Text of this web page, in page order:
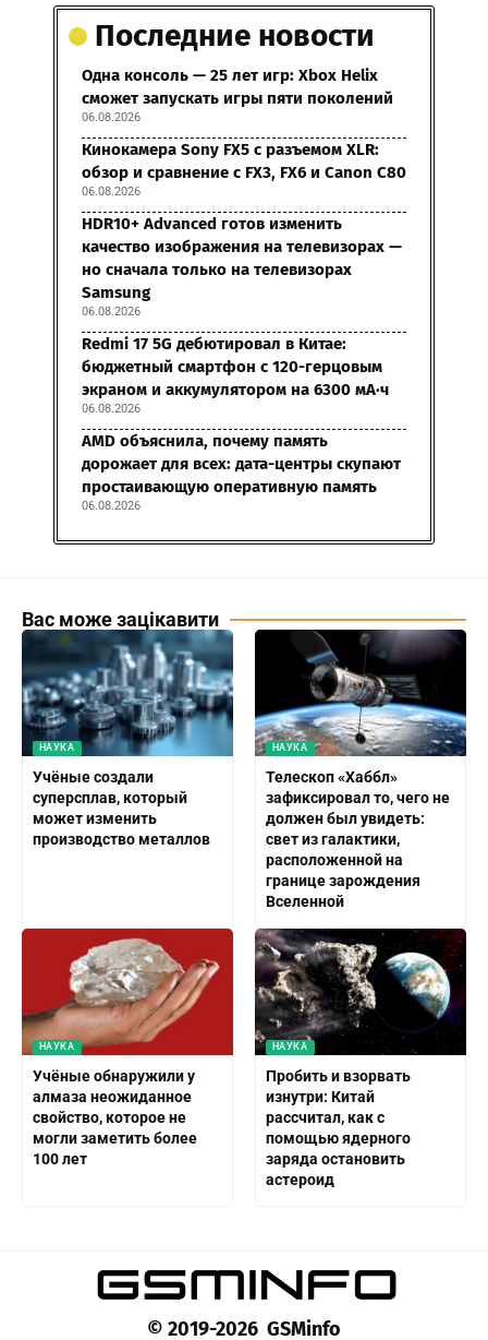
Последние новости
Одна консоль — 25 лет игр: Xbox Helix
сможет запускать игры пяти поколений
06.08.2026
Кинокамера Sony FX5 с разъемом XLR:
обзор и сравнение с FX3, FX6 и Canon C80
06.08.2026
HDR10+ Advanced готов изменить
качество изображения на телевизорах —
но сначала только на телевизорах
Samsung
06.08.2026
Redmi 17 5G дебютировал в Китае:
бюджетный смартфон с 120-герцовым
экраном и аккумулятором на 6300 мА·ч
06.08.2026
AMD объяснила, почему память
дорожает для всех: дата-центры скупают
простаивающую оперативную память
06.08.2026
Вас може зацікавити
НАУКА
Учёные создали
суперсплав, который
может изменить
производство металлов
НАУКА
Телескоп «Хаббл»
зафиксировал то, чего не
должен был увидеть:
свет из галактики,
расположенной на
границе зарождения
Вселенной
НАУКА
Учёные обнаружили у
алмаза неожиданное
свойство, которое не
могли заметить более
100 лет
НАУКА
Пробить и взорвать
изнутри: Китай
рассчитал, как с
помощью ядерного
заряда остановить
астероид
© 2019-2026 GSMinfo